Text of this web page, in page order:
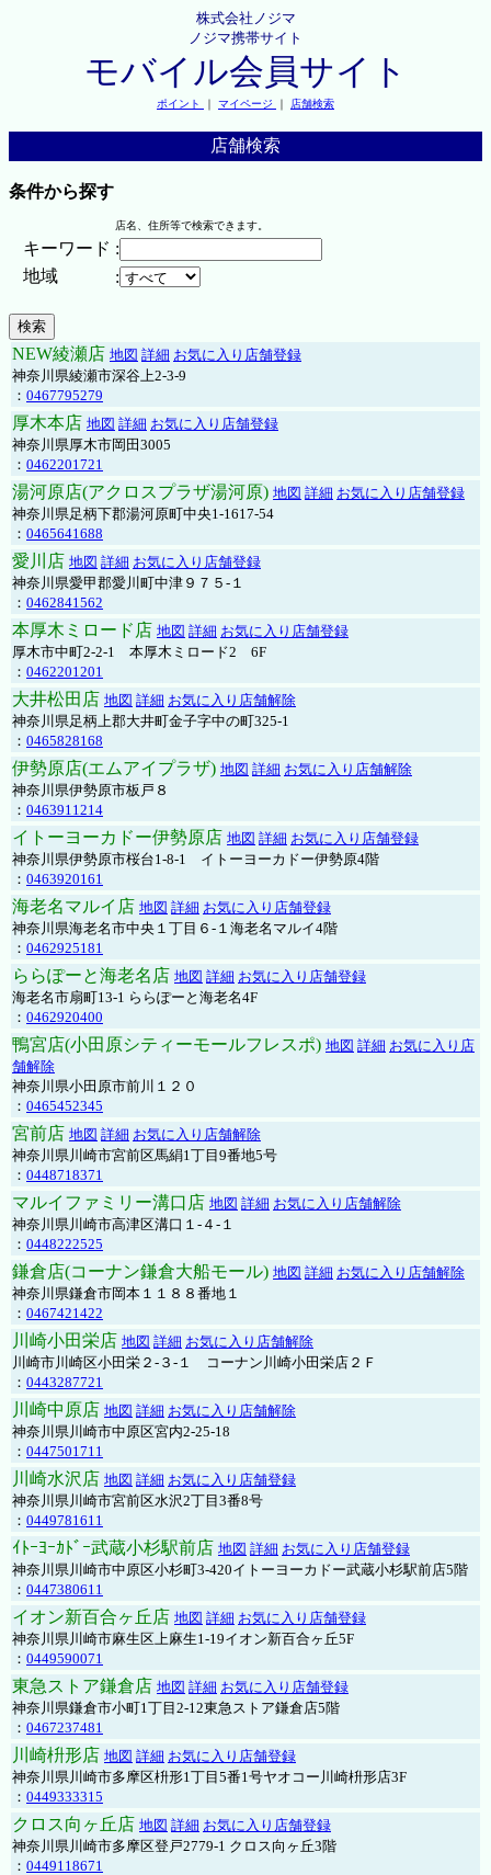
株式会社ノジマ
ノジマ携帯サイト
モバイル会員サイト
ポイント ｜ マイページ ｜ 店舗検索
店舗検索
条件から探す
店名、住所等で検索できます。
キーワード :
地域
:
NEW綾瀬店 地図 詳細 お気に入り店舗登録
神奈川県綾瀬市深谷上2-3-9
： 0467795279
厚木本店 地図 詳細 お気に入り店舗登録
神奈川県厚木市岡田3005
： 0462201721
湯河原店(アクロスプラザ湯河原) 地図 詳細 お気に入り店舗登録
神奈川県足柄下郡湯河原町中央1-1617-54
： 0465641688
愛川店 地図 詳細 お気に入り店舗登録
神奈川県愛甲郡愛川町中津９７５-１
： 0462841562
本厚木ミロード店 地図 詳細 お気に入り店舗登録
厚木市中町2-2-1 本厚木ミロード2 6F
： 0462201201
大井松田店 地図 詳細 お気に入り店舗解除
神奈川県足柄上郡大井町金子字中の町325-1
： 0465828168
伊勢原店(エムアイプラザ) 地図 詳細 お気に入り店舗解除
神奈川県伊勢原市板戸８
： 0463911214
イトーヨーカドー伊勢原店 地図 詳細 お気に入り店舗登録
神奈川県伊勢原市桜台1-8-1 イトーヨーカドー伊勢原4階
： 0463920161
海老名マルイ店 地図 詳細 お気に入り店舗登録
神奈川県海老名市中央１丁目６-１海老名マルイ4階
： 0462925181
ららぽーと海老名店 地図 詳細 お気に入り店舗登録
海老名市扇町13-1 ららぽーと海老名4F
： 0462920400
鴨宮店(小田原シティーモールフレスポ) 地図 詳細 お気に入り店
舗解除
神奈川県小田原市前川１２０
： 0465452345
宮前店 地図 詳細 お気に入り店舗解除
神奈川県川崎市宮前区馬絹1丁目9番地5号
： 0448718371
マルイファミリー溝口店 地図 詳細 お気に入り店舗解除
神奈川県川崎市高津区溝口１-４-１
： 0448222525
鎌倉店(コーナン鎌倉大船モール) 地図 詳細 お気に入り店舗解除
神奈川県鎌倉市岡本１１８８番地１
： 0467421422
川崎小田栄店 地図 詳細 お気に入り店舗解除
川崎市川崎区小田栄２‐３‐１ コーナン川崎小田栄店２Ｆ
： 0443287721
川崎中原店 地図 詳細 お気に入り店舗解除
神奈川県川崎市中原区宮内2-25-18
： 0447501711
川崎水沢店 地図 詳細 お気に入り店舗登録
神奈川県川崎市宮前区水沢2丁目3番8号
： 0449781611
ｲﾄｰﾖｰｶﾄﾞｰ武蔵小杉駅前店 地図 詳細 お気に入り店舗登録
神奈川県川崎市中原区小杉町3-420イトーヨーカドー武蔵小杉駅前店5階
： 0447380611
イオン新百合ヶ丘店 地図 詳細 お気に入り店舗登録
神奈川県川崎市麻生区上麻生1-19イオン新百合ヶ丘5F
： 0449590071
東急ストア鎌倉店 地図 詳細 お気に入り店舗登録
神奈川県鎌倉市小町1丁目2-12東急ストア鎌倉店5階
： 0467237481
川崎枡形店 地図 詳細 お気に入り店舗登録
神奈川県川崎市多摩区枡形1丁目5番1号ヤオコー川崎枡形店3F
： 0449333315
クロス向ヶ丘店 地図 詳細 お気に入り店舗登録
神奈川県川崎市多摩区登戸2779-1 クロス向ヶ丘3階
： 0449118671